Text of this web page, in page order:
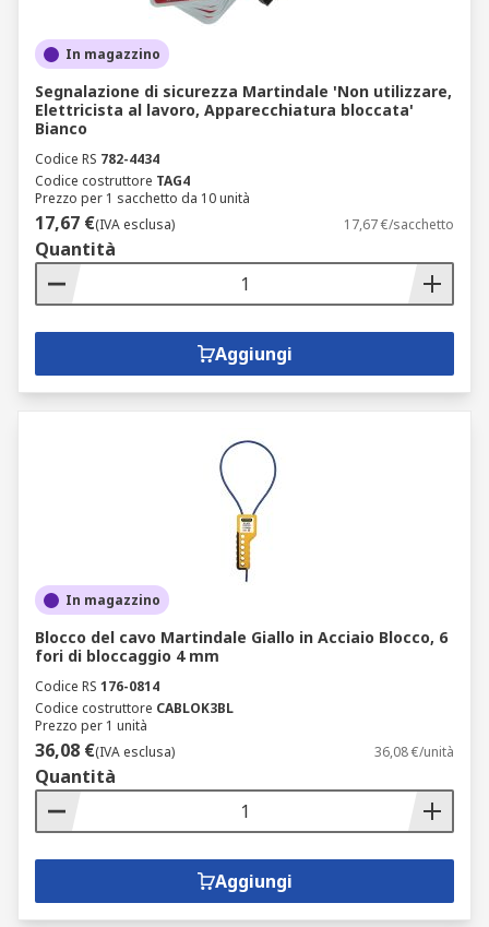
In magazzino
Segnalazione di sicurezza Martindale 'Non utilizzare,
Elettricista al lavoro, Apparecchiatura bloccata'
Bianco
Codice RS 782-4434
Codice costruttore TAG4
Prezzo per 1 sacchetto da 10 unità
17,67 €(IVA esclusa) 17,67 €/sacchetto
Quantità
Aggiungi
In magazzino
Blocco del cavo Martindale Giallo in Acciaio Blocco, 6
fori di bloccaggio 4 mm
Codice RS 176-0814
Codice costruttore CABLOK3BL
Prezzo per 1 unità
36,08 €(IVA esclusa) 36,08 €/unità
Quantità
Aggiungi